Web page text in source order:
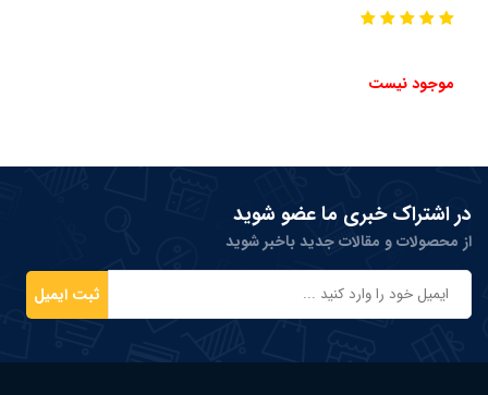
موجود نیست
در اشتراک خبری ما عضو شوید
از محصولات و مقالات جدید باخبر شوید
ثبت ایمیل